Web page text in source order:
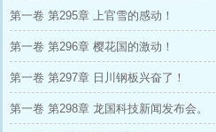
第一卷 第295章 上官雪的感动！
第一卷 第296章 樱花国的激动！
第一卷 第297章 日川钢板兴奋了！
第一卷 第298章 龙国科技新闻发布会。